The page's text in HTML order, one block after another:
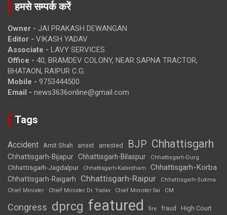
हमसे सम्पर्क करें
Owner - JAI PRAKASH DEWANGAN
Editor - VIKASH YADAV
Associate - LAVY SERVICES
Office - 40, BRAMDEV COLONY, NEAR SAPNA TRACTOR,
BHATAON, RAIPUR C.G.
Mobile - 9753444500
Email - news3636online@gmail.com
Tags
Accident Amit Shah arrest arrested BJP Chhattisgarh
Chhattisgarh-Bijapur Chhattisgarh-Bilaspur Chhattisgarh-Durg
Chhattisgarh-Jagdalpur Chhattisgarh-Kabirdham Chhattisgarh-Korba
Chhattisgarh-Raigarh Chhattisgarh-Raipur
Chhattisgarh-Sukma
Chief Minister
Chief Minister Dr. Yadav Chief Minister Sai CM
Congress dprcg featured fire fraud High Court